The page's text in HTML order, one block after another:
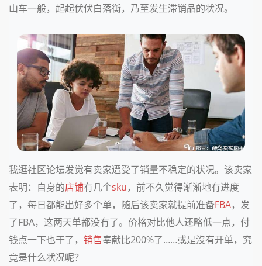
山车一般，起起伏伏白落衡，乃至发生滞销品的状况。
我逛社区论坛发觉有卖家遭受了销量不稳定的状况。该卖家
表明：自身的店铺有几个sku，前不久觉得渐渐地有进度
了，每日都能出好多个单，随后该卖家就提前准备FBA，发
了FBA，这两天单都没有了。价格对比他人还略低一点，付
钱点一下也干了， 销售奉献比200%了……或是沒有开单，究
竟是什么状况呢？